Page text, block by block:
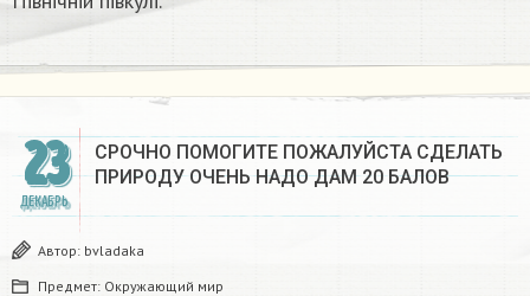
23
ДЕКАБРЬ
СРОЧНО ПОМОГИТЕ ПОЖАЛУЙСТА СДЕЛАТЬ
ПРИРОДУ ОЧЕНЬ НАДО ДАМ 20 БАЛОВ​
Автор: bvladaka
Предмет: Окружающий мир